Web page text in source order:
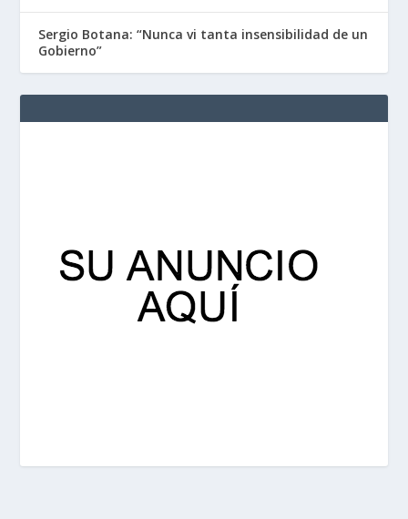
Sergio Botana: “Nunca vi tanta insensibilidad de un
Gobierno”